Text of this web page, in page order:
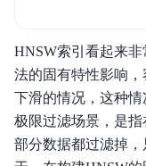
HNSW索引看起来
法的固有特性影响
下滑的情况，这种
极限过滤场景，是
部分数据都过滤掉